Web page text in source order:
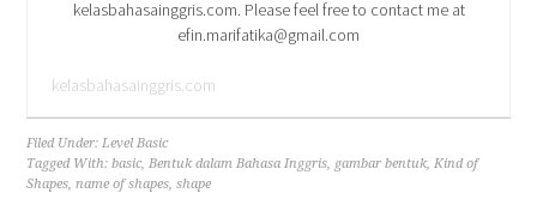
kelasbahasainggris.com. Please feel free to contact me at
efin.marifatika@gmail.com
kelasbahasainggris.com
Filed Under:Level Basic
Tagged With:basic,Bentuk dalam Bahasa Inggris, gambar bentuk,Kind of
Shapes,name of shapes,shape